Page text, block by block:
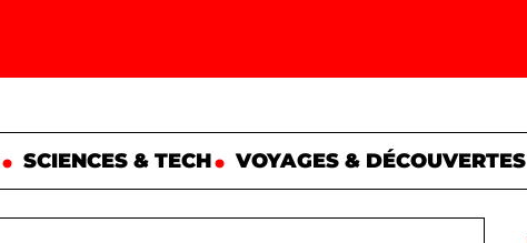
SCIENCES & TECH VOYAGES & DÉCOUVERTES